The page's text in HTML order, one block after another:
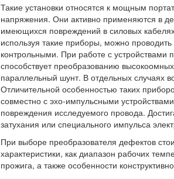
Такие установки относятся к мощным
напряжения. Они активно применяются в
имеющихся повреждений в силовых
используя такие приборы, можно
контрольными. При работе с устройствами
способствует преобразованию
параллельный шунт. В отдельных случаях
Отличительной особенностью таких
совместно с эхо-импульсными
повреждения исследуемого провода.
затухания или специального импульса
При выборе преобразователя дефектов
характеристики, как диапазон рабочих
прожига, а также особенности